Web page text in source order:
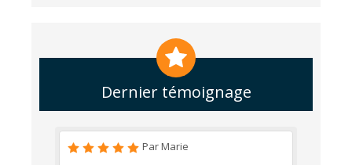
Dernier témoignage
Par Marie